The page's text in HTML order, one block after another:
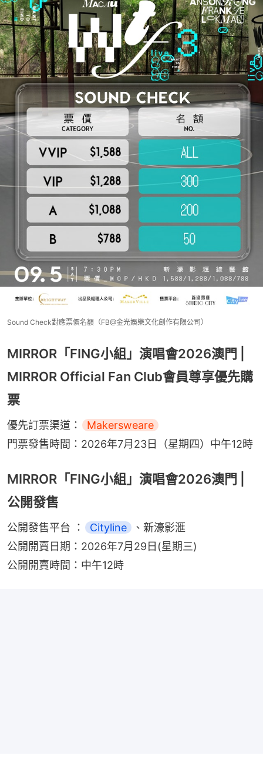
Sound Check對應票價名額（FB@金光娛樂文化創作有限公司）
MIRROR「FING小組」演唱會2026澳門 |
MIRROR Official Fan Club會員尊享優先購
票
優先訂票渠道：
Makersweare
門票發售時間：2026年7月23日（星期四）中午12時
MIRROR「FING小組」演唱會2026澳門 |
公開發售
公開發售平台 ： Cityline
、新濠影滙
公開開賣日期：2026年7月29日(星期三)
公開開賣時間：中午12時